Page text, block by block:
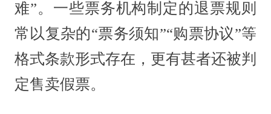
难”。一些票务机构制定的退票规则
常以复杂的“票务须知”“购票协议”等
格式条款形式存在，更有甚者还被判
定售卖假票。